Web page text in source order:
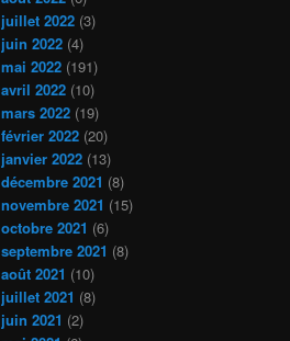
juillet 2022 (3)
juin 2022 (4)
mai 2022 (191)
avril 2022 (10)
mars 2022 (19)
février 2022 (20)
janvier 2022 (13)
décembre 2021 (8)
novembre 2021 (15)
octobre 2021 (6)
septembre 2021 (8)
août 2021 (10)
juillet 2021 (8)
juin 2021 (2)